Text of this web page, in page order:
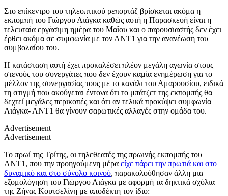
Στο επίκεντρο του τηλεοπτικού ρεπορτάζ βρίσκεται ακόμα η
εκπομπή του Γιώργου Λιάγκα καθώς αυτή η Παρασκευή είναι η
τελευταία εργάσιμη ημέρα του Μαΐου και ο παρουσιαστής δεν έχει
έρθει ακόμα σε συμφωνία με τον ΑΝΤ1 για την ανανέωση του
συμβολαίου του.
Η κατάσταση αυτή έχει προκαλέσει πλέον μεγάλη αγωνία στους
στενούς του συνεργάτες που δεν έχουν καμία ενημέρωση για το
μέλλον της συνεργασίας τους με το κανάλι του Αμαρουσίου, ειδικά
τη στιγμή που ακούγεται έντονα ότι το μπάτζετ της εκπομπής θα
δεχτεί μεγάλες περικοπές και ότι αν τελικά προκύψει συμφωνία
Λιάγκα- ΑΝΤ1 θα γίνουν σαρωτικές αλλαγές στην ομάδα του.
Advertisement
Advertisement
Το πρωί της Τρίτης, οι τηλεθεατές της πρωινής εκπομπής του
ΑΝΤ1, που την προηγούμενη μέρα είχε πάρει την πρωτιά και στο
δυναμικό και στο σύνολο κοινού, παρακολούθησαν άλλη μια
εξομολόγηση του Γιώργου Λιάγκα με αφορμή τα δηκτικά σχόλια
της Ζήνας Κουτσελίνη με αποδέκτη τον ίδιο: